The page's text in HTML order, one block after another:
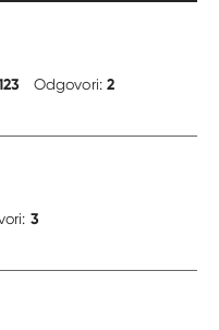
Odgovori:2
3